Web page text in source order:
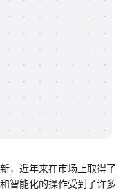
，近年来在市场上取得了
智能化的操作受到了许多